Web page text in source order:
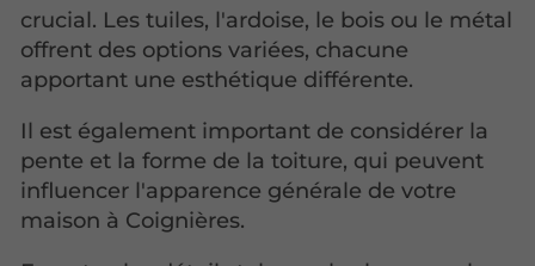
crucial. Les tuiles, l'ardoise, le bois ou le métal
offrent des options variées, chacune
apportant une esthétique différente.
Il est également important de considérer la
pente et la forme de la toiture, qui peuvent
influencer l'apparence générale de votre
maison à Coignières.